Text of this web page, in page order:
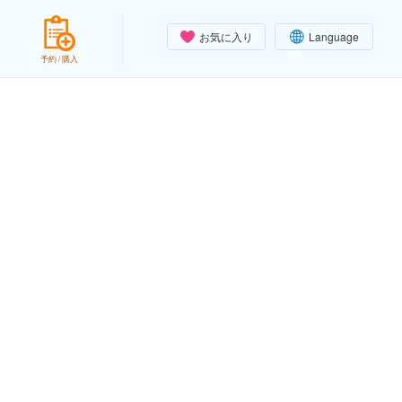
お気に入り Language
予約 / 購入